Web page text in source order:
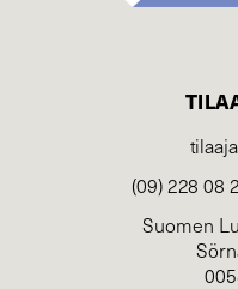
(09) 228 08
Suomen